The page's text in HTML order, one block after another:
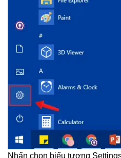
Nhấn chọn biểu tượng